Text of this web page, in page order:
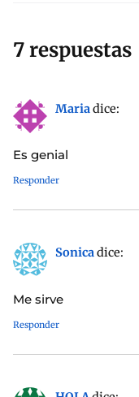
7 respuestas
Mariadice:
Es genial
Responder
Sonicadice:
Me sirve
Responder